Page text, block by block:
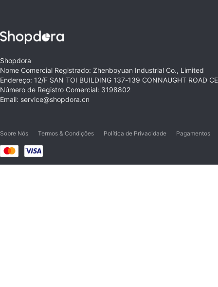
Shopdora
Nome Comercial Registrado: Zhenboyuan Industrial Co., Limited
Endereço: 12/F SAN TOI BUILDING 137-139 CONNAUGHT ROAD
Número de Registro Comercial: 3198802
Email: service@shopdora.cn
Sobre Nós Termos & Condições Política de Privacidade Pagamentos